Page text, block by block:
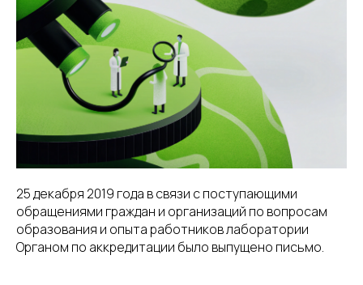
25 декабря 2019 года в связи с поступающими
обращениями граждан и организаций по вопросам
образования и опыта работников лаборатории
Органом по аккредитации было выпущено письмо.